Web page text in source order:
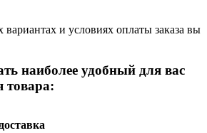
вариантах и условиях оплаты заказа вы
наиболее удобный для вас
товара: